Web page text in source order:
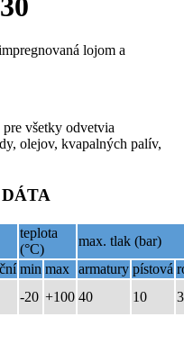
lojom a
všetky odvetvia
olejov, kvapalných palív,
teplota
(°C)
max. tlak (bar)
min max armatury pístová
-20 +100 40 10